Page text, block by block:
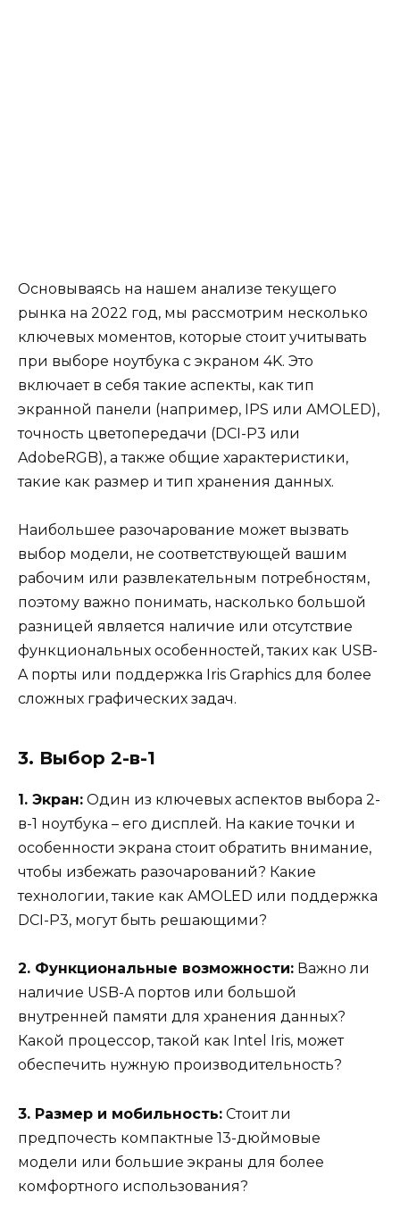
Основываясь на нашем анализе текущего
рынка на 2022 год, мы рассмотрим несколько
ключевых моментов, которые стоит учитывать
при выборе ноутбука с экраном 4K. Это
включает в себя такие аспекты, как тип
экранной панели (например, IPS или AMOLED),
точность цветопередачи (DCI-P3 или
AdobeRGB), а также общие характеристики,
такие как размер и тип хранения данных.
Наибольшее разочарование может вызвать
выбор модели, не соответствующей вашим
рабочим или развлекательным потребностям,
поэтому важно понимать, насколько большой
разницей является наличие или отсутствие
функциональных особенностей, таких как USB-
A порты или поддержка Iris Graphics для более
сложных графических задач.
3. Выбор 2-в-1
1. Экран: Один из ключевых аспектов выбора 2-
в-1 ноутбука – его дисплей. На какие точки и
особенности экрана стоит обратить внимание,
чтобы избежать разочарований? Какие
технологии, такие как AMOLED или поддержка
DCI-P3, могут быть решающими?
2. Функциональные возможности: Важно ли
наличие USB-A портов или большой
внутренней памяти для хранения данных?
Какой процессор, такой как Intel Iris, может
обеспечить нужную производительность?
3. Размер и мобильность: Стоит ли
предпочесть компактные 13-дюймовые
модели или большие экраны для более
комфортного использования?